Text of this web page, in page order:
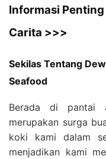
Informasi
Carita >>>
Sekilas Tentang
Seafood
Berada di pantai
merupakan surga
koki kami dalam
menjadikan kami